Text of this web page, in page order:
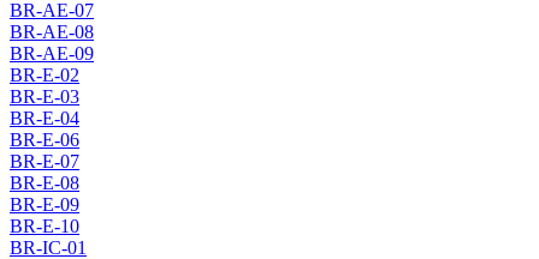
BR-AE-07
BR-AE-08
BR-AE-09
BR-E-02
BR-E-03
BR-E-04
BR-E-06
BR-E-07
BR-E-08
BR-E-09
BR-E-10
BR-IC-01